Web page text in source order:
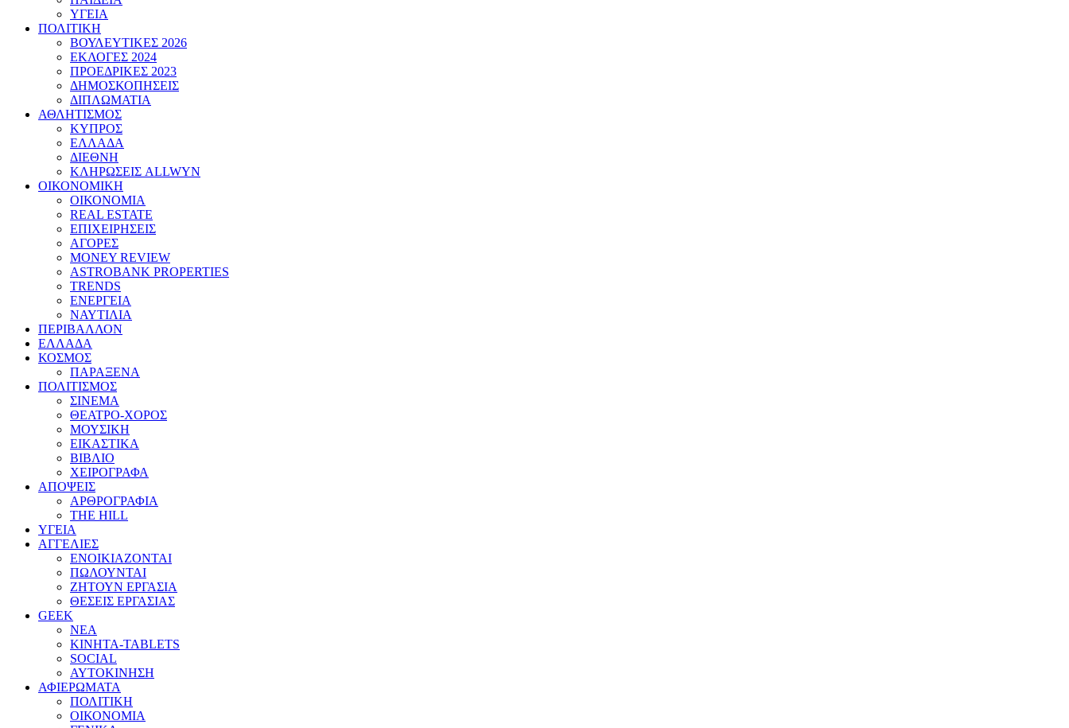
ΥΓΕΙΑ
ΠΟΛΙΤΙΚΗ
ΒΟΥΛΕΥΤΙΚΕΣ 2026
ΕΚΛΟΓΕΣ 2024
ΠΡΟΕΔΡΙΚΕΣ 2023
ΔΗΜΟΣΚΟΠΗΣΕΙΣ
ΔΙΠΛΩΜΑΤΙΑ
ΑΘΛΗΤΙΣΜΟΣ
ΚΥΠΡΟΣ
ΕΛΛΑΔΑ
ΔΙΕΘΝΗ
ΚΛΗΡΩΣΕΙΣ ALLWYN
ΟΙΚΟΝΟΜΙΚΗ
ΟΙΚΟΝΟΜΙΑ
REAL ESTATE
ΕΠΙΧΕΙΡΗΣΕΙΣ
ΑΓΟΡΕΣ
MONEY REVIEW
ASTROBANK PROPERTIES
TRENDS
ΕΝΕΡΓΕΙΑ
ΝΑΥΤΙΛΙΑ
ΠΕΡΙΒΑΛΛΟΝ
ΕΛΛΑΔΑ
ΚΟΣΜΟΣ
ΠΑΡΑΞΕΝΑ
ΠΟΛΙΤΙΣΜΟΣ
ΣΙΝΕΜΑ
ΘΕΑΤΡΟ-ΧΟΡΟΣ
ΜΟΥΣΙΚΗ
ΕΙΚΑΣΤΙΚΑ
ΒΙΒΛΙΟ
ΧΕΙΡΟΓΡΑΦΑ
ΑΠΟΨΕΙΣ
ΑΡΘΡΟΓΡΑΦΙΑ
THE HILL
ΥΓΕΙΑ
ΑΓΓΕΛΙΕΣ
ΕΝΟΙΚΙΑΖΟΝΤΑΙ
ΠΩΛΟΥΝΤΑΙ
ΖΗΤΟΥΝ ΕΡΓΑΣΙΑ
ΘΕΣΕΙΣ ΕΡΓΑΣΙΑΣ
GEEK
ΝΕΑ
ΚΙΝΗΤΑ-TABLETS
SOCIAL
ΑΥΤΟΚΙΝΗΣΗ
ΑΦΙΕΡΩΜΑΤΑ
ΠΟΛΙΤΙΚΗ
ΟΙΚΟΝΟΜΙΑ